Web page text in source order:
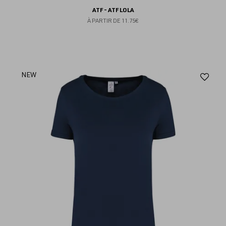
ATF - ATF LOLA
À PARTIR DE 11.75€
NEW